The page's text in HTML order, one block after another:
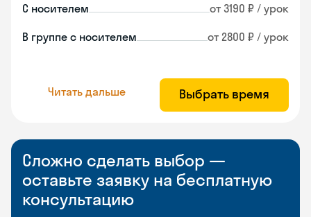
С носителем от 3190 ₽ / урок
В группе с носителем от 2800 ₽ / урок
Читать дальше Выбрать время
Сложно сделать выбор —
оставьте заявку на бесплатную
консультацию